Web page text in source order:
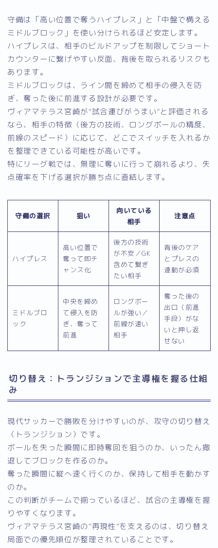
守備は「高い位置で奪うハイプレス」と「中盤で構える
ミドルブロック」を使い分けられるほど安定します。
ハイプレスは、相手のビルドアップを制限してショート
カウンターに繋げやすい反面、背後を取られるリスクも
あります。
ミドルブロックは、ライン間を締めて相手の侵入を防
ぎ、奪った後に前進する設計が必要です。
ヴィアマテラス宮崎が“試合運びがうまい”と評価される
なら、相手の特徴（後方の技術、ロングボールの精度、
前線のスピード）に応じて、どこでスイッチを入れるか
を整理できている可能性が高いです。
特にリーグ戦では、無理に奪いに行って崩れるより、失
点確率を下げる選択が勝ち点に直結します。
守備の選択 狙い
向いている
相手
注意点
ハイプレス
高い位置で
奪って即チ
ャンス化
後方の技術
が不安／GK
含めて繋ぎ
たい相手
背後のケア
とプレスの
連動が必須
ミドルブロ
ック
中央を締め
て侵入を防
ぎ、奪って
前進
ロングボー
ルが強い／
前線が速い
相手
奪った後の
出口（前進
手段）がな
いと押し返
せない
切り替え：トランジションで主導権を握る仕組
み
現代サッカーで勝敗を分けやすいのが、攻守の切り替え
（トランジション）です。
ボールを失った瞬間に即時奪回を狙うのか、いったん撤
退してブロックを作るのか。
奪った瞬間に縦へ速く行くのか、保持して相手を動かす
のか。
この判断がチームで揃っているほど、試合の主導権を握
りやすくなります。
ヴィアマテラス宮崎の“再現性”を支えるのは、切り替え
局面での優先順位が整理されていることです。